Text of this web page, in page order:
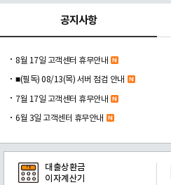
공지사항
8월 17일 고객센터 휴무안내
■(필독) 08/13(목) 서버 점검 안내
7월 17일 고객센터 휴무안내
6월 3일 고객센터 휴무안내
대출상환금
이자계산기